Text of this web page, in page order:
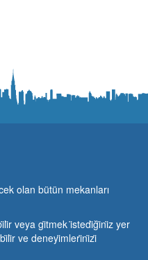
olan bütün mekanları
veya gi̇tmek i̇stedi̇ği̇ni̇z yer
ve deneyi̇mleri̇ni̇zi̇